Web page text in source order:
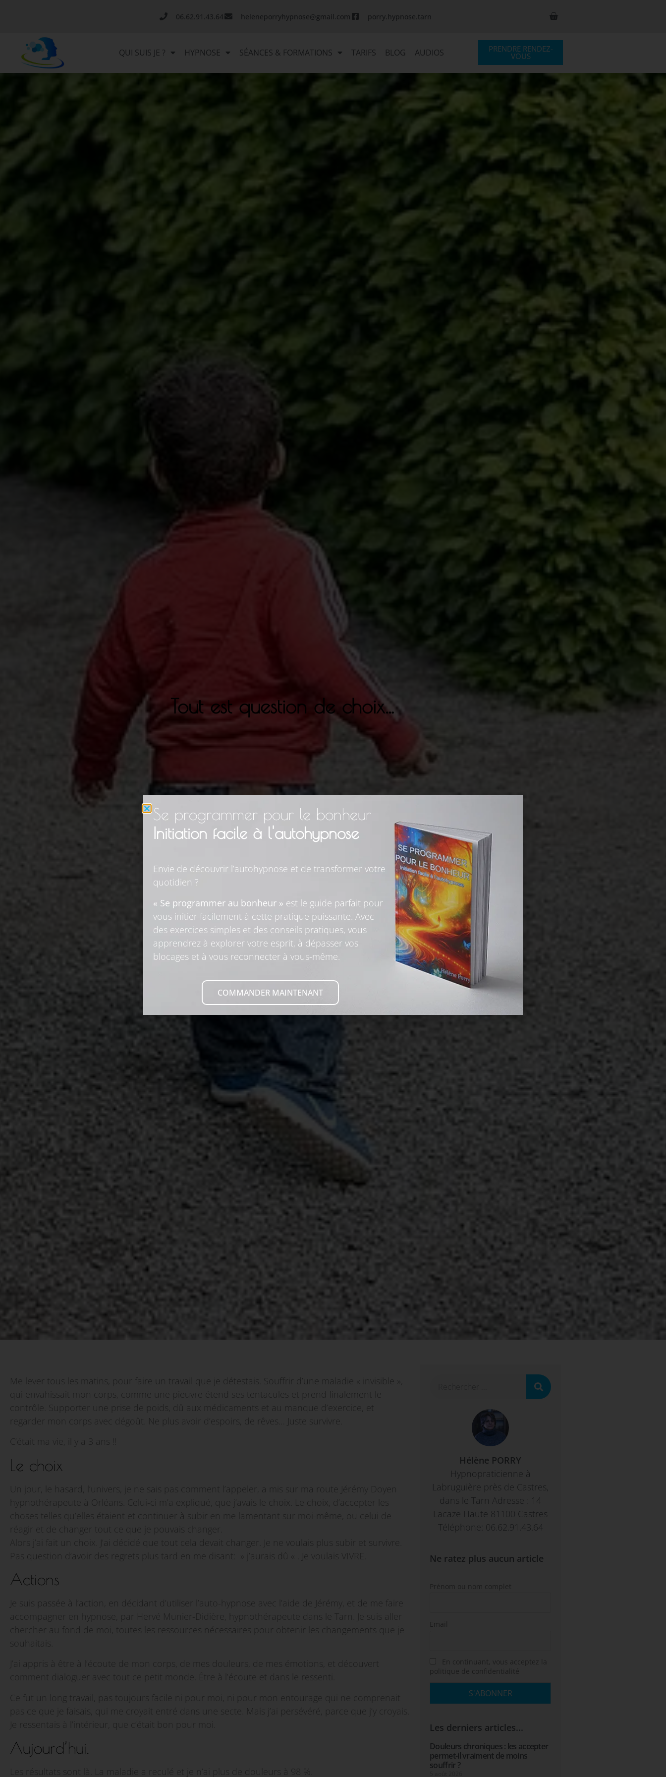
06.62.91.43.64 heleneporryhypnose@gmail.com porry.hypnose.tarn
QUI SUIS JE ? HYPNOSE SÉANCES & FORMATIONS TARIFS BLOG AUDIOS PRENDRE RENDEZ-
VOUS
Tout est question de choix…
Me lever tous les matins, pour faire un travail que je détestais. Souffrir d’une maladie « invisible »,
qui envahissait mon corps, comme une pieuvre étend ses tentacules et prend finalement le
contrôle. Supporter une prise de poids, dû aux médicaments et au manque d’exercice, et
regarder mon corps avec dégoût. Ne plus avoir d’espoirs, de rêves… Juste survivre.
C’était ma vie, il y a 3 ans !!
Le choix
Un jour, le hasard, l’univers, je ne sais pas comment l’appeler, a mis sur ma route Jérémy Doyen
hypnothérapeute à Orléans. Celui-ci m’a expliqué, que j’avais le choix. Le choix, d’accepter les
choses telles qu’elles étaient et continuer à subir en me lamentant sur moi-même, ou celui de
réagir et de changer tout ce que je pouvais changer.
Alors j’ai fait un choix. J’ai décidé que tout cela devait changer. Je ne voulais plus subir et survivre.
Pas question d’avoir des regrets plus tard en me disant: » j’aurais dû « . Je voulais VIVRE.
Actions
Je suis passée à l’action, en décidant d’utiliser l’auto-hypnose avec l’aide de Jérémy, et de me faire
accompagner en hypnose, par Hervé Munier-Didière, hypnothérapeute dans le Tarn. Je suis aller
chercher au fond de moi, toutes les ressources nécessaires pour obtenir les changements que je
souhaitais.
J’ai appris à être à l’écoute de mon corps, de mes douleurs, de mes émotions, et découvert
comment dialoguer avec tout ce petit monde. Être à l’écoute et dans le ressenti.
Ce fut un long travail, pas toujours facile ni pour moi, ni pour mon entourage qui ne comprenait
pas ce que je faisais, qui me croyait entré dans une secte. Mais j’ai persévéré, parce que j’y croyais.
Je ressentais à l’intérieur, que c’était bon pour moi.
Aujourd’hui.
Les résultats sont là. La maladie a reculé et je n’ai plus de douleurs à 98 %.
Hélène PORRY
Hypnopraticienne à
Labruguière près de Castres,
dans le Tarn Adresse : 14
Lacaze Haute 81100 Castres
Téléphone: 06.62.91.43.64
Ne ratez plus aucun article
Prénom ou nom complet
Email
En continuant, vous acceptez la
politique de confidentialité
Les derniers articles...
Douleurs chroniques : les accepter
permet-il vraiment de moins
souffrir ?
Se programmer pour le bonheur
Initiation facile à l'autohypnose
Envie de découvrir l’autohypnose et de transformer votre
quotidien ?
« Se programmer au bonheur » est le guide parfait pour
vous initier facilement à cette pratique puissante. Avec
des exercices simples et des conseils pratiques, vous
apprendrez à explorer votre esprit, à dépasser vos
blocages et à vous reconnecter à vous-même.
COMMANDER MAINTENANT